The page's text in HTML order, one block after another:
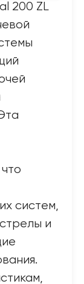
200 ZL
систем,
и